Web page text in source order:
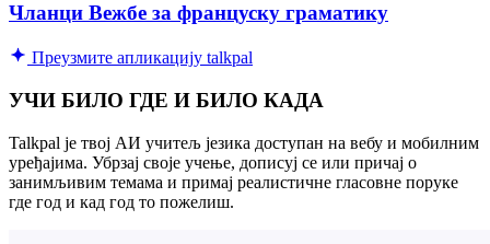
Чланци Вежбе за француску граматику
Преузмите апликацију talkpal
УЧИ БИЛО ГДЕ И БИЛО КАДА
Talkpal је твој АИ учитељ језика доступан на вебу и мобилним
уређајима. Убрзај своје учење, дописуј се или причај о
занимљивим темама и примај реалистичне гласовне поруке
где год и кад год то пожелиш.